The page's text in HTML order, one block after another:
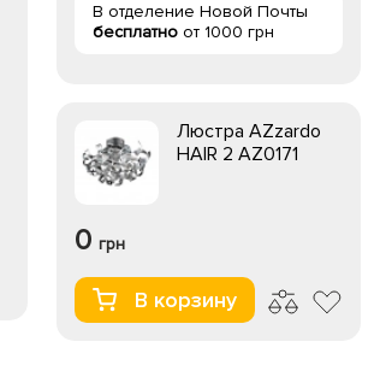
В отделение Новой Почты
бесплатно от 1000 грн
Люстра AZzardo
HAIR 2 AZ0171
0 грн
В корзину